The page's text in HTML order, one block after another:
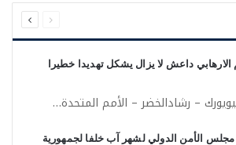
الصفحة
السابقة
الصفحة
التالية
الارهابي داعش لا يزال يشكل تهديدا خطيرا
مجلس الأمن الدولي لشهر آب خلفا لجمهورية